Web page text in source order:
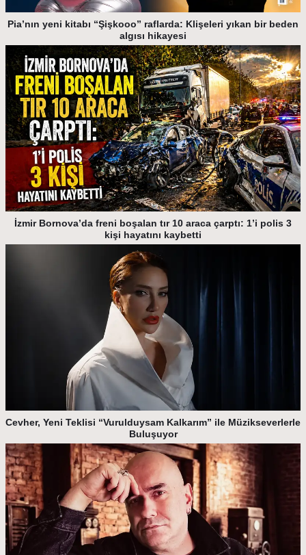
Pia’nın yeni kitabı “Şişkooo” raflarda: Klişeleri yıkan bir beden
algısı hikayesi
İzmir Bornova’da freni boşalan tır 10 araca çarptı: 1’i polis 3
kişi hayatını kaybetti
Cevher, Yeni Teklisi “Vurulduysam Kalkarım” ile Müzikseverlerle
Buluşuyor